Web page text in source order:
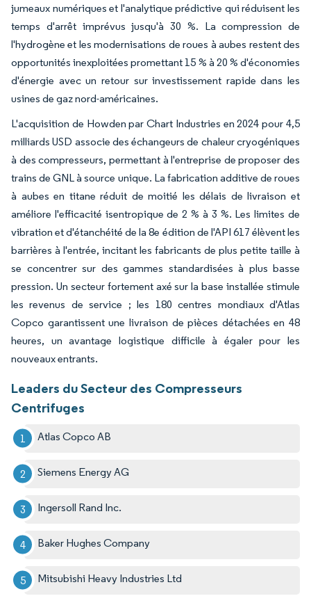
jumeaux numériques et l'analytique prédictive qui réduisent les
temps d'arrêt imprévus jusqu'à 30 %. La compression de
l'hydrogène et les modernisations de roues à aubes restent des
opportunités inexploitées promettant 15 % à 20 % d'économies
d'énergie avec un retour sur investissement rapide dans les
usines de gaz nord-américaines.
L'acquisition de Howden par Chart Industries en 2024 pour 4,5
milliards USD associe des échangeurs de chaleur cryogéniques
à des compresseurs, permettant à l'entreprise de proposer des
trains de GNL à source unique. La fabrication additive de roues
à aubes en titane réduit de moitié les délais de livraison et
améliore l'efficacité isentropique de 2 % à 3 %. Les limites de
vibration et d'étanchéité de la 8e édition de l'API 617 élèvent les
barrières à l'entrée, incitant les fabricants de plus petite taille à
se concentrer sur des gammes standardisées à plus basse
pression. Un secteur fortement axé sur la base installée stimule
les revenus de service ; les 180 centres mondiaux d'Atlas
Copco garantissent une livraison de pièces détachées en 48
heures, un avantage logistique difficile à égaler pour les
nouveaux entrants.
Leaders du Secteur des Compresseurs
Centrifuges
Atlas Copco AB
Siemens Energy AG
Ingersoll Rand Inc.
Baker Hughes Company
Mitsubishi Heavy Industries Ltd